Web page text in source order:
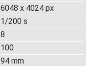
6048 x 4024 px
1/200 s
8
100
94 mm